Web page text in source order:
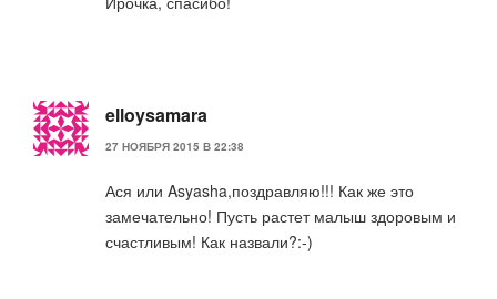
elloysamara
27 НОЯБРЯ 2015 В 22:38
Ася или Asyasha,поздравляю!!! Как же это
замечательно! Пусть растет малыш здоровым и
счастливым! Как назвали?:-)